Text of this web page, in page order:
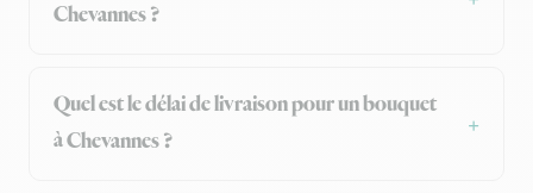
Chevannes ?
Quel est le délai de livraison pour un bouquet
à Chevannes ?